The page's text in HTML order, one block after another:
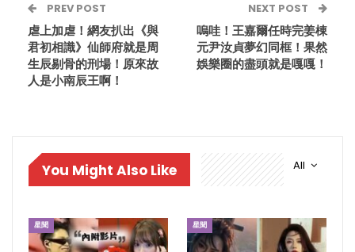
PREV POST
虐上加虐！網友扒出《與
君初相識》仙師府就是周
生辰剔骨的刑場！原來故
人是小南辰王啊！
NEXT POST
嗚哇！王嘉爾任時完姜棟
元尹汝貞夢幻同框！果然
娛樂圈的盡頭就是嘎嘎！
All
You Might Also Like
星聞 星聞